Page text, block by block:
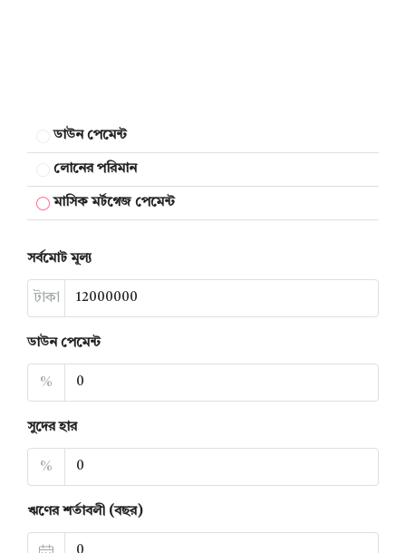
ডাউন পেমেন্ট
লোনের পরিমান
মাসিক মর্টগেজ পেমেন্ট
সর্বমোট মূল্য
টাকা
ডাউন পেমেন্ট
%
সুদের হার
%
ঋণের শর্তাবলী (বছর)